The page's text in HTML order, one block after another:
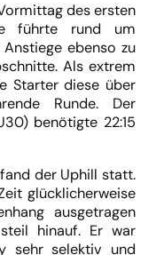
des ersten
führte rund um
ebenso zu
Als extrem
Starter diese über
Runde. Der
benötigte 22:15
der Uphill statt.
glücklicherweise
ausgetragen
hinauf. Er war
sehr selektiv und